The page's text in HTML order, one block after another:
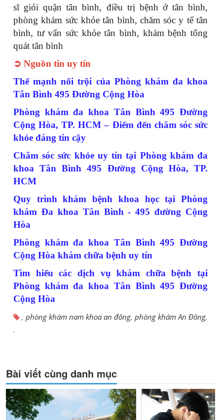
sĩ giỏi quận tân bình, điều trị bệnh ở tân bình,
phòng khám sức khỏe tân bình, chăm sóc y tế tân
bình, tư vấn sức khỏe tân bình, khám bệnh tổng
quát tân bình
➲ Nguồn tin uy tín
Thế mạnh nổi trội của Phòng khám đa khoa
Tân Bình 495 Đường Cộng Hòa
Phòng khám đa khoa Tân Bình 495 Đường
Cộng Hòa, TP. HCM – Điểm đến chăm sóc sức
khỏe đáng tin cậy
Chăm sóc sức khỏe uy tín tại Phòng khám đa
khoa Tân Bình 495 Đường Cộng Hòa, TP.
HCM
Quy trình khám bệnh khoa học tại Phòng
khám Đa khoa Tân Bình - 495 đường Cộng
Hòa
Phòng khám đa khoa Tân Bình 495 Đường
Cộng Hòa khám chữa bệnh uy tín
Tìm hiểu các dịch vụ khám chữa bệnh tại
Phòng khám đa khoa Tân Bình 495 Đường
Cộng Hòa
, phòng khám nam khoa an đông, phòng khám An Đông,
.
Bài viết cùng danh mục